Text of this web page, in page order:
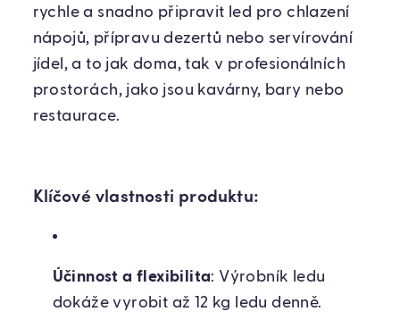
rychle a snadno připravit led pro chlazení
nápojů, přípravu dezertů nebo servírování
jídel, a to jak doma, tak v profesionálních
prostorách, jako jsou kavárny, bary nebo
restaurace.
Klíčové vlastnosti produktu:
Účinnost a flexibilita: Výrobník ledu
dokáže vyrobit až 12 kg ledu denně.